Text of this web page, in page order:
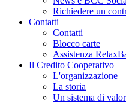
Richiedere un
Contatti
Contatti
Blocco carte
Assistenza
Il Credito Cooperativo
L'organizzazione
La storia
Un sistema di